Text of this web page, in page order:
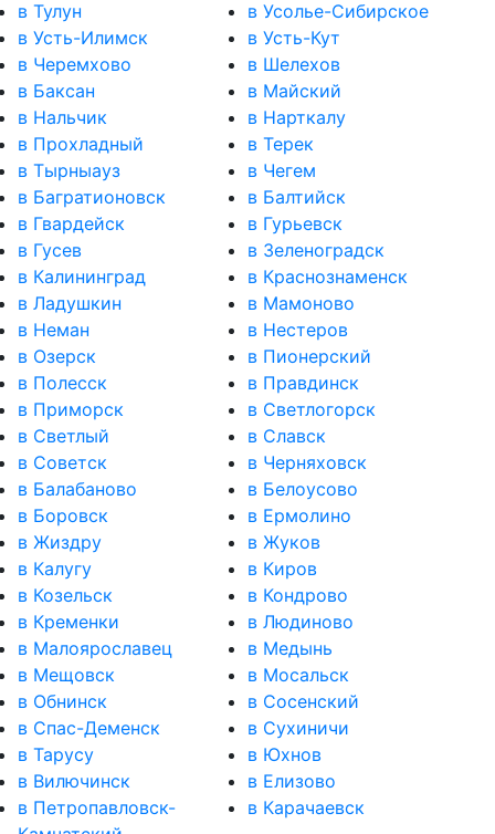
в Тулун
в Усолье-Сибирское
в Усть-Илимск
в Усть-Кут
в Черемхово
в Шелехов
в Баксан
в Майский
в Нальчик
в Нарткалу
в Прохладный
в Терек
в Тырныауз
в Чегем
в Багратионовск
в Балтийск
в Гвардейск
в Гурьевск
в Гусев
в Зеленоградск
в Калининград
в Краснознаменск
в Ладушкин
в Мамоново
в Неман
в Нестеров
в Озерск
в Пионерский
в Полесск
в Правдинск
в Приморск
в Светлогорск
в Светлый
в Славск
в Советск
в Черняховск
в Балабаново
в Белоусово
в Боровск
в Ермолино
в Жиздру
в Жуков
в Калугу
в Киров
в Козельск
в Кондрово
в Кременки
в Людиново
в Малоярославец
в Медынь
в Мещовск
в Мосальск
в Обнинск
в Сосенский
в Спас-Деменск
в Сухиничи
в Тарусу
в Юхнов
в Вилючинск
в Елизово
в Петропавловск-
в Карачаевск